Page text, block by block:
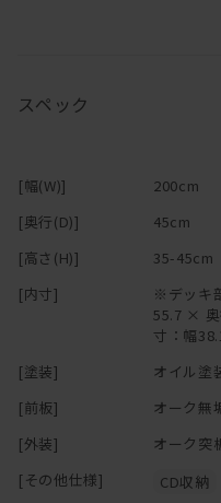
スペック
[幅(W)]
200cm
[奥行(D)]
45cm
[高さ(H)]
35-45cm
[内寸]
※デッキ
55.7 × 奥
寸：幅
[塗装]
オイル塗
[前板]
オーク無
[外装]
オーク突
[その他仕様]
CD収納